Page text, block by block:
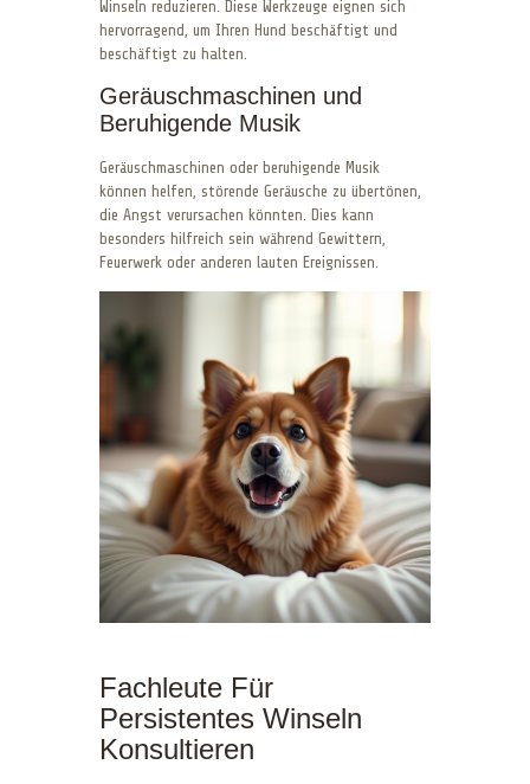
Winseln reduzieren. Diese Werkzeuge eignen sich
hervorragend, um Ihren Hund beschäftigt und
beschäftigt zu halten.
Geräuschmaschinen und
Beruhigende Musik
Geräuschmaschinen oder beruhigende Musik
können helfen, störende Geräusche zu übertönen,
die Angst verursachen könnten. Dies kann
besonders hilfreich sein während Gewittern,
Feuerwerk oder anderen lauten Ereignissen.
Fachleute Für
Persistentes Winseln
Konsultieren